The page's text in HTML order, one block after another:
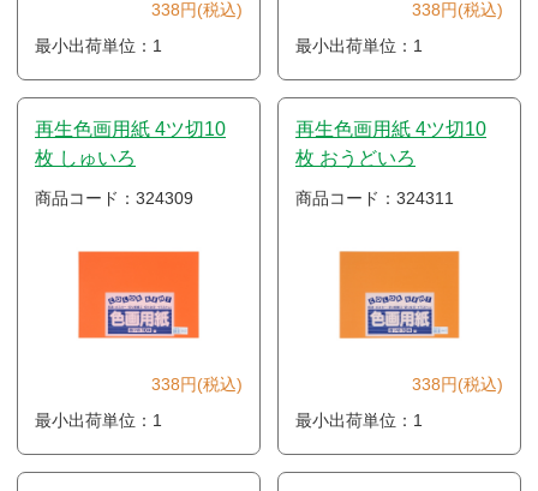
338円(税込)
最小出荷単位：1
338円(税込)
最小出荷単位：1
再生色画用紙 4ツ切10
枚 しゅいろ
商品コード：324309
338円(税込)
最小出荷単位：1
再生色画用紙 4ツ切10
枚 おうどいろ
商品コード：324311
338円(税込)
最小出荷単位：1